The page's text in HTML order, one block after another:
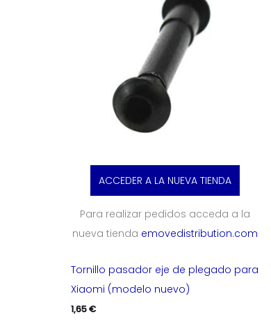
ACCEDER A LA NUEVA TIENDA
Para realizar pedidos acceda a la
nueva tienda emovedistribution.com
Tornillo pasador eje de plegado para
Xiaomi (modelo nuevo)
1,65€